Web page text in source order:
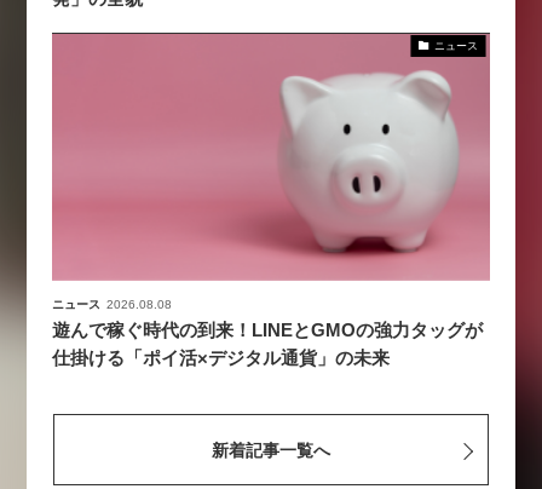
ニュース
ニュース 2026.08.08
遊んで稼ぐ時代の到来！LINEとGMOの強力タッグが
仕掛ける「ポイ活×デジタル通貨」の未来
新着記事一覧へ